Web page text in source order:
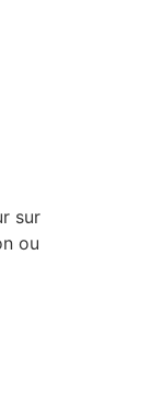
sur
ou